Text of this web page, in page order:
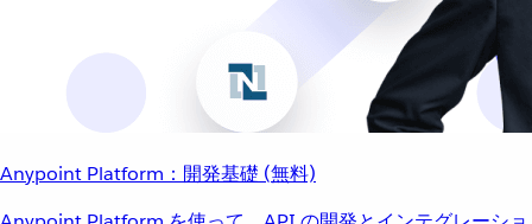
Anypoint Platform：開発基礎 (無料)